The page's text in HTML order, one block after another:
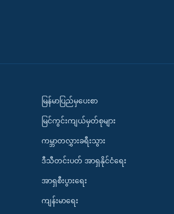
မြန်မာပြည်မှပေးစာ
မြင်ကွင်းကျယ်မှတ်စုများ
ကမ္ဘာတလွှားခရီးသွား
ဒီသီတင်းပတ် အာရှနိုင်ငံရေး
အာရှစီးပွားရေး
ကျန်းမာရေး